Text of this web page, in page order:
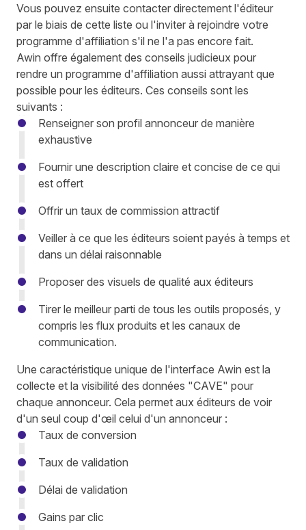
Vous pouvez ensuite contacter directement l'éditeur
par le biais de cette liste ou l'inviter à rejoindre votre
programme d'affiliation s'il ne l'a pas encore fait.
Awin offre également des conseils judicieux pour
rendre un programme d'affiliation aussi attrayant que
possible pour les éditeurs. Ces conseils sont les
suivants :
Renseigner son profil annonceur de manière
exhaustive
Fournir une description claire et concise de ce qui
est offert
Offrir un taux de commission attractif
Veiller à ce que les éditeurs soient payés à temps et
dans un délai raisonnable
Proposer des visuels de qualité aux éditeurs
Tirer le meilleur parti de tous les outils proposés, y
compris les flux produits et les canaux de
communication.
Une caractéristique unique de l'interface Awin est la
collecte et la visibilité des données "CAVE" pour
chaque annonceur. Cela permet aux éditeurs de voir
d'un seul coup d'œil celui d'un annonceur :
Taux de conversion
Taux de validation
Délai de validation
Gains par clic